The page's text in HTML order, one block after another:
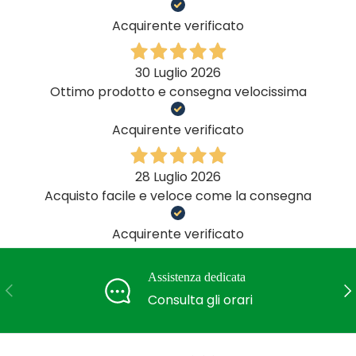
Acquirente verificato
30 Luglio 2026
Ottimo prodotto e consegna velocissima
Acquirente verificato
28 Luglio 2026
Acquisto facile e veloce come la consegna
Acquirente verificato
Indietro
Assistenza dedicata
Consulta gli orari